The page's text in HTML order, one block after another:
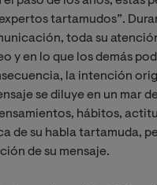
tartamudos”.
toda su
y en lo que los demás
la intención
se diluye en un mar
hábitos,
de su habla tartamuda,
de su mensaje.